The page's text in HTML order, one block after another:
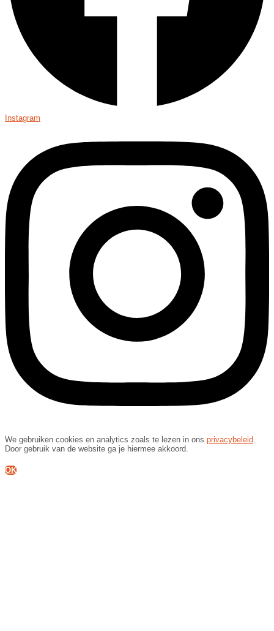
Instagram
We gebruiken cookies en analytics zoals te lezen in ons privacybeleid
Door gebruik van de website ga je hiermee akkoord.
OK